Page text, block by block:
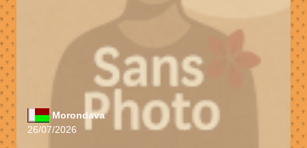
Morondava
26/07/2026